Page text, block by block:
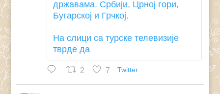
државама. Србији, Црној гори,
Бугарској и Грчкој.
На слици са турске телевизије
тврде да
2 7 Twitter